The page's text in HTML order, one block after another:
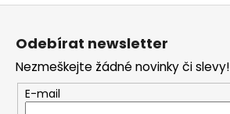
Z
Odebírat newsletter
Nezmeškejte žádné novinky či slevy!
E-mail